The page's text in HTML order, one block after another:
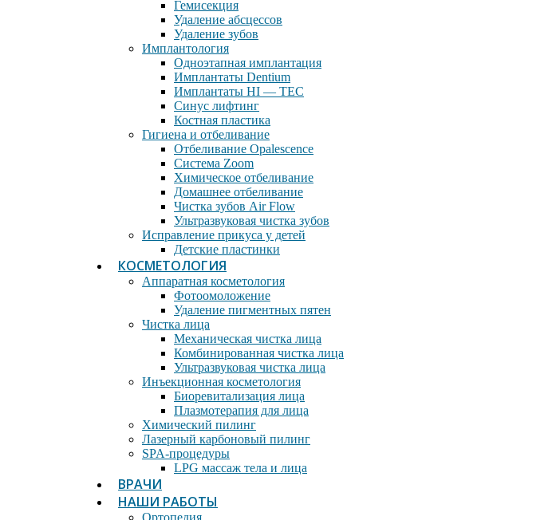
Гемисекция
Удаление абсцессов
Удаление зубов
Имплантология
Одноэтапная имплантация
Имплантаты Dentium
Имплантаты HI — TEC
Синус лифтинг
Костная пластика
Гигиена и отбеливание
Отбеливание Opalescence
Система Zoom
Химическое отбеливание
Домашнее отбеливание
Чистка зубов Air Flow
Ультразвуковая чистка зубов
Исправление прикуса у детей
Детские пластинки
КОСМЕТОЛОГИЯ
Аппаратная косметология
Фотоомоложение
Удаление пигментных пятен
Чистка лица
Механическая чистка лица
Комбинированная чистка лица
Ультразвуковая чистка лица
Инъекционная косметология
Биоревитализация лица
Плазмотерапия для лица
Химический пилинг
Лазерный карбоновый пилинг
SPA-процедуры
LPG массаж тела и лица
ВРАЧИ
НАШИ РАБОТЫ
Ортопедия